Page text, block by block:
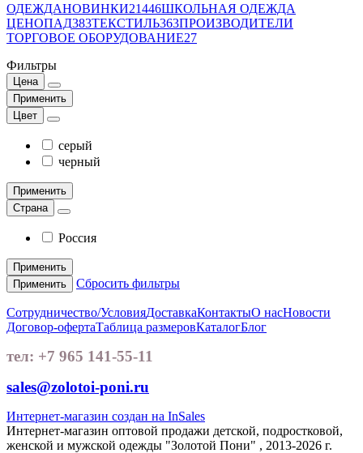
ОДЕЖДАНОВИНКИ21446ШКОЛЬНАЯ ОДЕЖДА
ЦЕНОПАД383ТЕКСТИЛЬ363ПРОИЗВОДИТЕЛИ
ТОРГОВОЕ ОБОРУДОВАНИЕ27
Фильтры
Цена
Применить
Цвет
серый
черный
Применить
Страна
Россия
Применить
Применить
Сбросить фильтры
Сотрудничество/УсловияДоставкаКонтактыО насНовости
Договор-офертаТаблица размеровКаталогБлог
тел: +7 965 141-55-11
sales@zolotoi-poni.ru
Интернет-магазин создан на InSales
Интернет-магазин оптовой продажи детской, подростковой,
женской и мужской одежды "Золотой Пони" , 2013-2026 г.